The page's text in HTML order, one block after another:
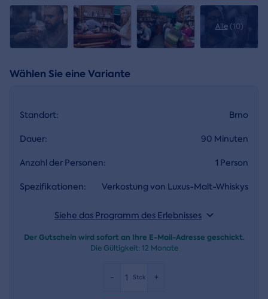
Alle (10)
Wählen Sie eine Variante
Standort: Brno
Dauer: 90 Minuten
Anzahl der Personen: 1 Person
Spezifikationen: Verkostung von Luxus-Malt-Whiskys
Siehe das Programm des Erlebnisses
Der Gutschein wird sofort an Ihre E-Mail-Adresse geschickt.
Die Gültigkeit: 12 Monate
- +
Stck